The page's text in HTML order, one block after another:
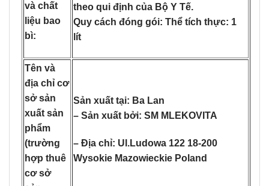
và chất
liệu bao
bì:
theo qui định của Bộ Y Tế.
Quy cách đóng gói: Thể tích thực: 1
lít
Tên và
địa chỉ cơ
sở sản
xuất sản
phẩm
(trường
hợp thuê
cơ sở
Sản xuất tại: Ba Lan
– Sản xuất bởi: SM MLEKOVITA
– Địa chỉ: Ul.Ludowa 122 18-200
Wysokie Mazowieckie Poland